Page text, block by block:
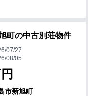
町の中古別荘物件
07/27
08/05
市新旭町